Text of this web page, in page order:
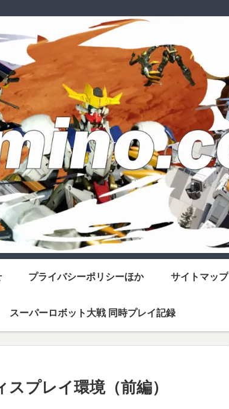
プライバシーポリシーほか サイトマップ
スーパーロボット大戦 同時プレイ記録
プレイ環境（前編）